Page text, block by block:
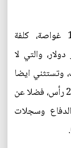
اسطول الغواصات الجديد سيضم 12 غواصة، كلفة
تتراوح ما بين 6-8 مليار دولار، والتي لا
وتستثني ايضا
كلفة الرؤوس النووية التي تقدر بنحو 200 رأس، فضلا عن
وسجلات